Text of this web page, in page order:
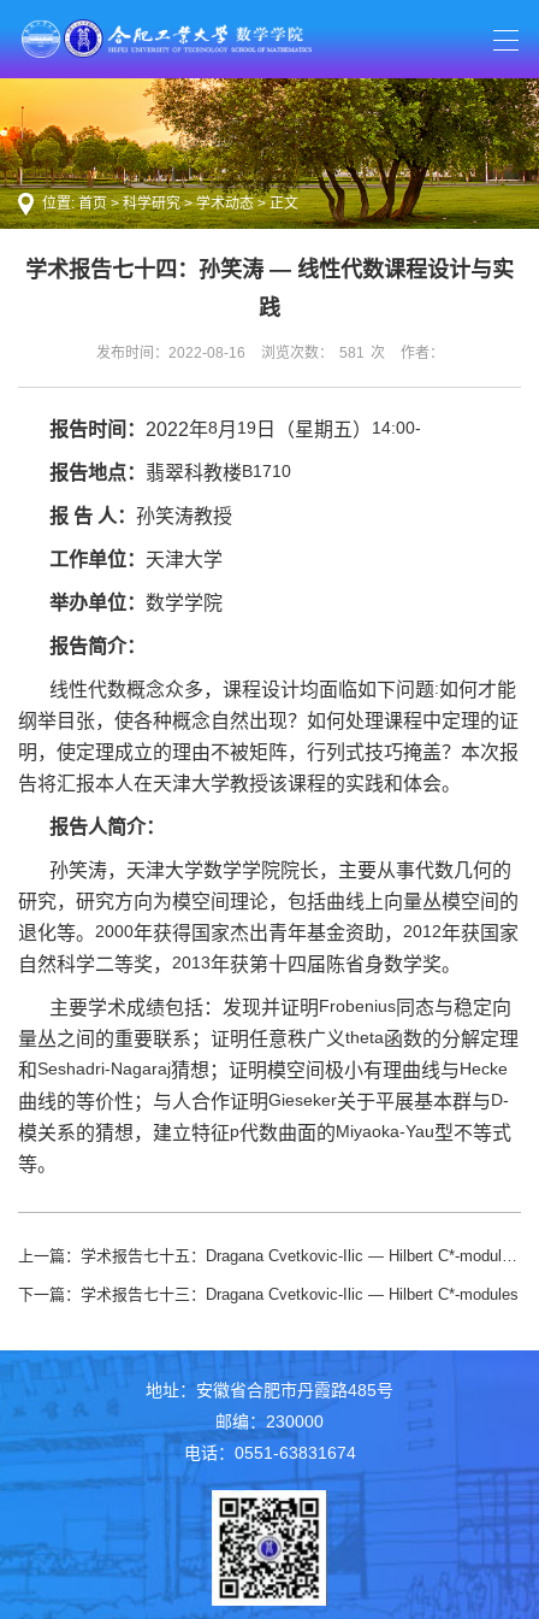
位置:首页>科学研究>学术动态> 正文
学术报告七十四：孙笑涛 — 线性代数课程设计与实
践
发布时间：2022-08-16 浏览次数： 581 次 作者：
报告时间： 2022年8月 19 日（星期五） 14:00-
报告地点： 翡翠科教楼B1710
报 告 人： 孙笑涛教授
工作单位： 天津大学
举办单位： 数学学院
报告简介：
线性代数概念众多，课程设计均面临如下问题:如何才能
纲举目张，使各种概念自然出现？如何处理课程中定理的证
明，使定理成立的理由不被矩阵，行列式技巧掩盖？本次报
告将汇报本人在天津大学教授该课程的实践和体会。
报告人简介：
孙笑涛，天津大学数学学院院长，主要从事代数几何的
研究，研究方向为模空间理论，包括曲线上向量丛模空间的
退化等。 2000年获得国家杰出青年基金资助， 2012年获国家
自然科学二等奖， 2013年获第十四届陈省身数学奖。
主要学术成绩包括：发现并证明Frobenius同态与稳定向
量丛之间的重要联系；证明任意秩广义theta函数的分解定理
和Seshadri-Nagaraj猜想；证明模空间极小有理曲线与Hecke
曲线的等价性；与人合作证明Gieseker关于平展基本群与D-
模关系的猜想，建立特征p代数曲面的Miyaoka-Yau型不等式
等。
上一篇： 学术报告七十五：Dragana Cvetkovic-Ilic — Hilbert C*-modules （II）
下一篇： 学术报告七十三：Dragana Cvetkovic-Ilic — Hilbert C*-modules
地址：安徽省合肥市丹霞路485号
邮编：230000
电话：0551-63831674